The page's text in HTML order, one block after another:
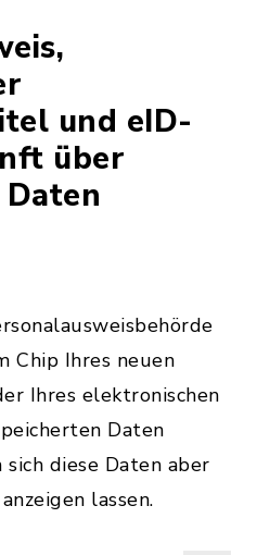
und eID-
über
Chip Ihres neuen
Ihres elektronischen
Daten
diese Daten aber
lassen.